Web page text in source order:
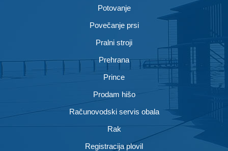
Potovanje
Povečanje prsi
Pralni stroji
Prehrana
Prince
Prodam hišo
Računovodski servis obala
Rak
Registracija plovil